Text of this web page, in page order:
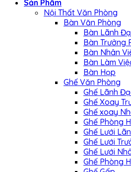
Sản Phẩm
Nội Thất Văn Phòng
Bàn Văn Phòng
Bàn Lãnh
Bàn Trưởng
Bàn Nhân
Bàn Làm
Bàn Họp
Ghế Văn Phòng
Ghế Lãnh
Ghế Xoay
Ghế xoay
Ghế Phòng
Ghế Lưới
Ghế Lưới
Ghế Lưới
Ghế Phòng